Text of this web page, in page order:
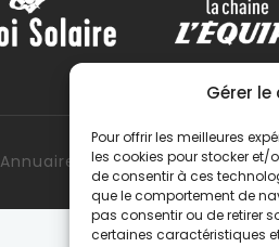
Gérer
Pour offrir les meilleures
les cookies pour stocker
de consentir à ces
que le comportement de
pas consentir ou de retirer
certaines caractéristiques
Annuaire des